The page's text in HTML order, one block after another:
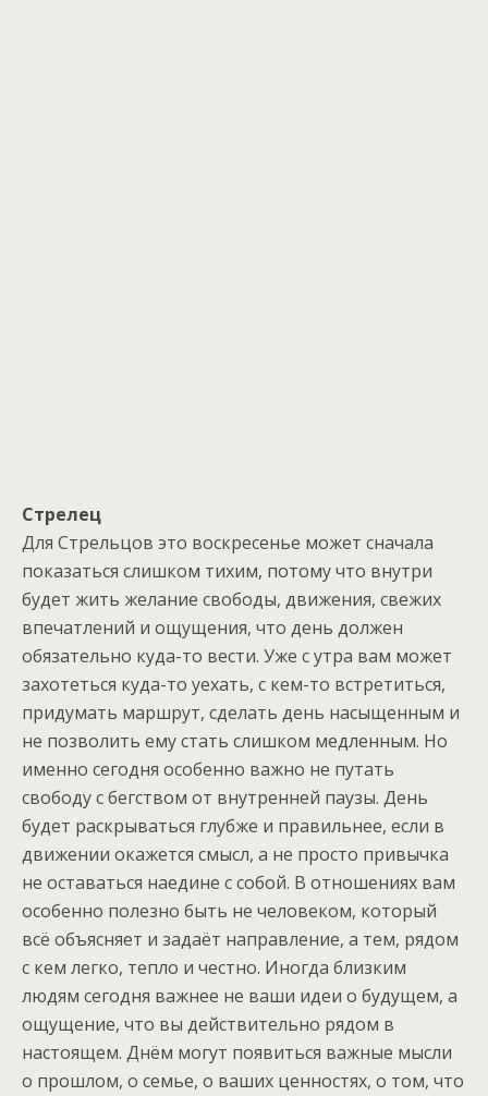
Стрелец
Для Стрельцов это воскресенье может сначала
показаться слишком тихим, потому что внутри
будет жить желание свободы, движения, свежих
впечатлений и ощущения, что день должен
обязательно куда-то вести. Уже с утра вам может
захотеться куда-то уехать, с кем-то встретиться,
придумать маршрут, сделать день насыщенным и
не позволить ему стать слишком медленным. Но
именно сегодня особенно важно не путать
свободу с бегством от внутренней паузы. День
будет раскрываться глубже и правильнее, если в
движении окажется смысл, а не просто привычка
не оставаться наедине с собой. В отношениях вам
особенно полезно быть не человеком, который
всё объясняет и задаёт направление, а тем, рядом
с кем легко, тепло и честно. Иногда близким
людям сегодня важнее не ваши идеи о будущем, а
ощущение, что вы действительно рядом в
настоящем. Днём могут появиться важные мысли
о прошлом, о семье, о ваших ценностях, о том, что